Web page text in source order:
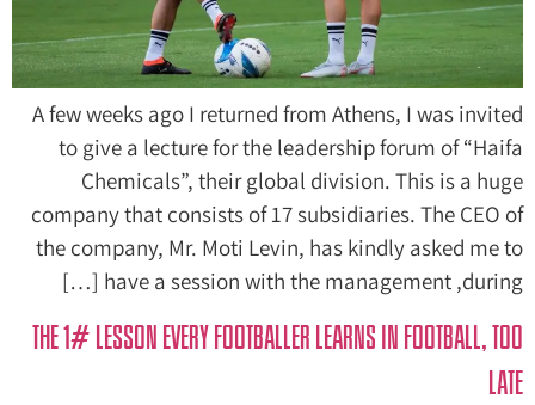
A few weeks ago I returned from Athens, I was invited
to give a lecture for the leadership forum of “Haifa
Chemicals”, their global division. This is a huge
company that consists of 17 subsidiaries. The CEO of
the company, Mr. Moti Levin, has kindly asked me to
have a session with the management ,during […]
The 1# Lesson Every Footballer Learns in Football, Too
Late